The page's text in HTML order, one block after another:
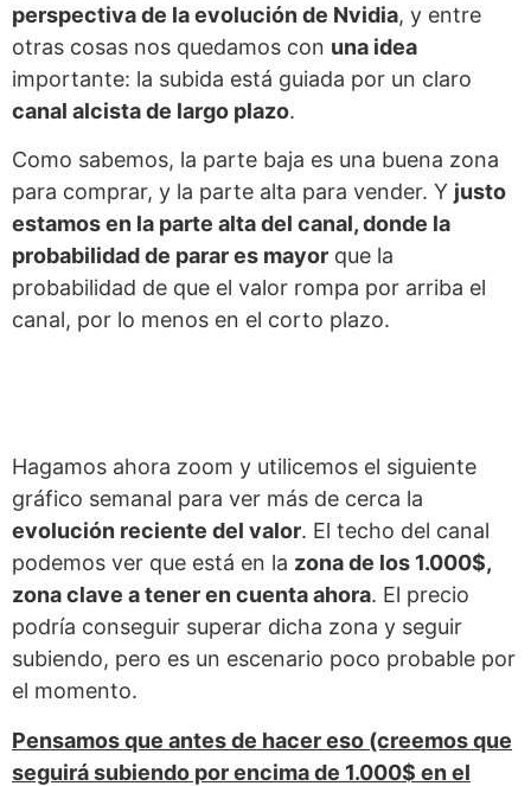
perspectiva de la evolución de Nvidia, y entre
otras cosas nos quedamos con una idea
importante: la subida está guiada por un claro
canal alcista de largo plazo.
Como sabemos, la parte baja es una buena zona
para comprar, y la parte alta para vender. Y justo
estamos en la parte alta del canal, donde la
probabilidad de parar es mayor que la
probabilidad de que el valor rompa por arriba el
canal, por lo menos en el corto plazo.
Hagamos ahora zoom y utilicemos el siguiente
gráfico semanal para ver más de cerca la
evolución reciente del valor. El techo del canal
podemos ver que está en la zona de los 1.000$,
zona clave a tener en cuenta ahora. El precio
podría conseguir superar dicha zona y seguir
subiendo, pero es un escenario poco probable por
el momento.
Pensamos que antes de hacer eso (creemos que
seguirá subiendo por encima de 1.000$ en el